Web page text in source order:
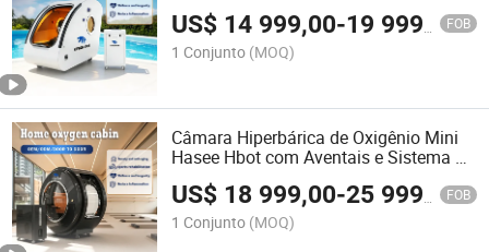
US$ 14 999,00-19 999,00 FOB
1 Conjunto (MOQ)
Câmara Hiperbárica de Oxigênio Mini
Hasee Hbot com Aventais e Sistema de
Luz Vermelha Preço de Atacado
US$ 18 999,00-25 999,00 FOB
1 Conjunto (MOQ)